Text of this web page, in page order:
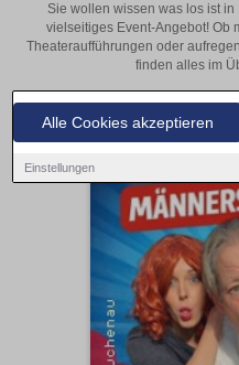
Alle Cookies akzeptieren
Einstellungen
Sie wollen wissen was los ist
vielseitiges Event-Angebot! Ob
Theateraufführungen oder
finden alles im